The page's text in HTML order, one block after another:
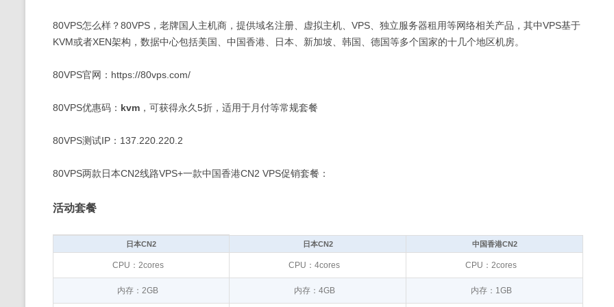
80VPS怎么样？80VPS，老牌国人主机商，提供域名注册、虚拟主机、VPS、独立服务器租用等网络相关产品，其中VPS基于
KVM或者XEN架构，数据中心包括美国、中国香港、日本、新加坡、韩国、德国等多个国家的十几个地区机房。
80VPS官网：https://80vps.com/
80VPS优惠码： kvm ，可获得永久5折，适用于月付等常规套餐
80VPS测试IP：137.220.220.2
80VPS两款日本CN2线路VPS+一款中国香港CN2 VPS促销套餐：
活动套餐
日本CN2 日本CN2 中国香港CN2
CPU：2cores CPU：4cores CPU：2cores
内存：2GB 内存：4GB 内存：1GB